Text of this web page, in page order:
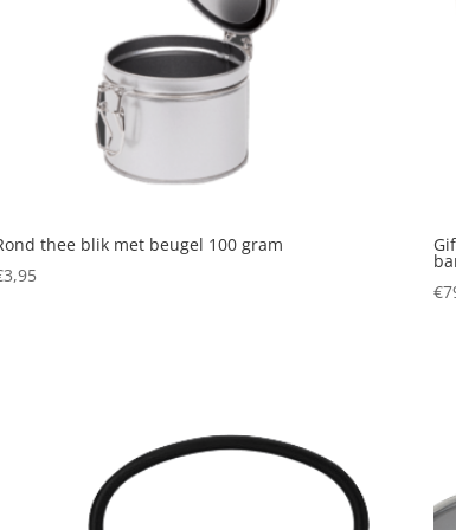
thee blik met beugel 100 gram
3,95
€